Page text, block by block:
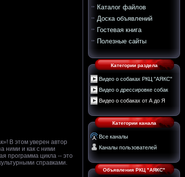
В этом уверен автор
ними и как с ними
программа цикла -- это
справками.
Каталог файлов
Доска объявлений
Гостевая книга
Полезные сайты
Категории раздела
Видео о собаках РКЦ "АЯКС"
Видео о дрессировке собак
Видео о собаках от А до Я
Категории канала
Все каналы
Каналы пользователей
Объявления РКЦ "АЯКС"